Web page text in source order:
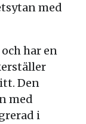
med
har en
Den
med
i